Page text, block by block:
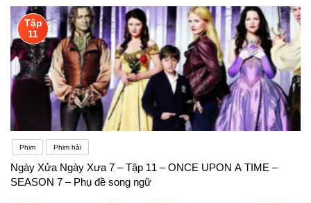
Tập
11
Phim Phim hài
Ngày Xửa Ngày Xưa 7 – Tập 11 – ONCE UPON A TIME –
SEASON 7 – Phụ đề song ngữ